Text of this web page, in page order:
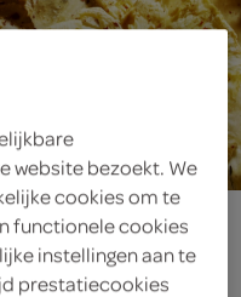
website bezoekt. We
cookies om te
functionele cookies
instellingen aan te
prestatiecookies